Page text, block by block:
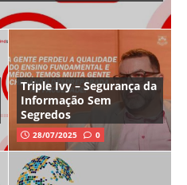
Triple Ivy – Segurança da
Informação Sem
Segredos
28/07/2025 0